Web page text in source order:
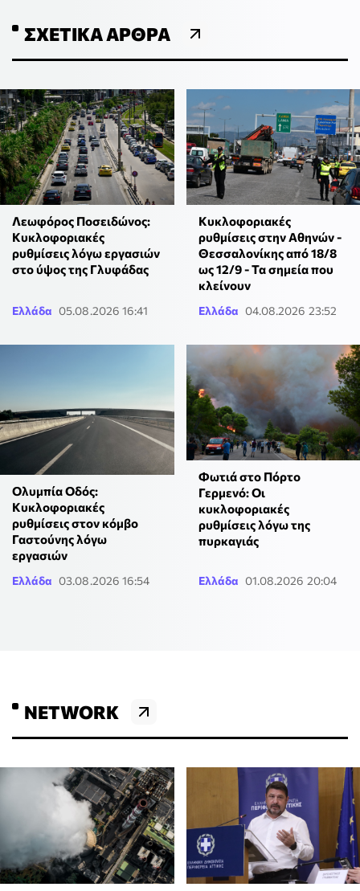
ΣΧΕΤΙΚΆ ΆΡΘΡΑ
Λεωφόρος Ποσειδώνος:
Κυκλοφοριακές
ρυθμίσεις λόγω εργασιών
στο ύψος της Γλυφάδας
Ελλάδα 05.08.2026 16:41
Κυκλοφοριακές
ρυθμίσεις στην Αθηνών -
Θεσσαλονίκης από 18/8
ως 12/9 - Τα σημεία που
κλείνουν
Ελλάδα 04.08.2026 23:52
Ολυμπία Οδός:
Κυκλοφοριακές
ρυθμίσεις στον κόμβο
Γαστούνης λόγω
εργασιών
Ελλάδα 03.08.2026 16:54
Φωτιά στο Πόρτο
Γερμενό: Οι
κυκλοφοριακές
ρυθμίσεις λόγω της
πυρκαγιάς
Ελλάδα 01.08.2026 20:04
NETWORK